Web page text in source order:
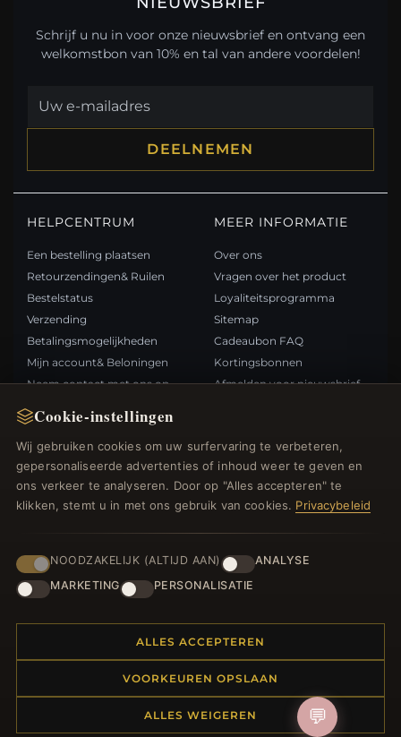
Cookie-instellingen
Wij gebruiken cookies om uw surfervaring te verbeteren,
gepersonaliseerde advertenties of inhoud weer te geven en
ons verkeer te analyseren. Door op "Alles accepteren" te
klikken, stemt u in met ons gebruik van cookies. Privacybeleid
NOODZAKELIJK (ALTIJD AAN)
ANALYSE
MARKETING
PERSONALISATIE
ALLES ACCEPTEREN
VOORKEUREN OPSLAAN
ALLES WEIGEREN
Schrijf u nu in voor onze nieuwsbrief en ontvang een
welkomstbon van 10% en tal van andere voordelen!
DEELNEMEN
HELPCENTRUM
Een bestelling plaatsen
Retourzendingen& Ruilen
Bestelstatus
Verzending
Betalingsmogelijkheden
Mijn account& Beloningen
Neem contact met ons op
MEER INFORMATIE
Over ons
Vragen over het product
Loyaliteitsprogramma
Sitemap
Cadeaubon FAQ
Kortingsbonnen
Afmelden voor nieuwsbrief
Nieuwe producten
Specials
Blog
Inloggen
BETAALMETHODEN
© 2012–2026Bedelsoutlet.nl . Alle rechten
voorbehouden.
💬